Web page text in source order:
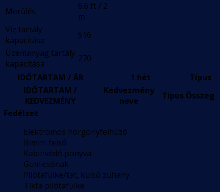
Merülés
6.6 ft / 2
m
Víz tartály
kapacitása
516
Üzemanyag tartály
kapacitása
270
IDŐTARTAM / ÁR
1 hét
Típus
IDŐTARTAM /
KEDVEZMÉNY
Kedvezmény
neve
Típus Összeg
Fedélzet
Elektromos horgonyfelhúzó
Bimini felső
Kabinvédő ponyva
Gumicsónak
Pilótafülke/tat, külső zuhany
Tíkfa pilótafülke